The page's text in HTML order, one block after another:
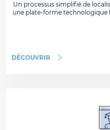
Un processus simplifié de
une plate-forme technologique
DÉCOUVRIR